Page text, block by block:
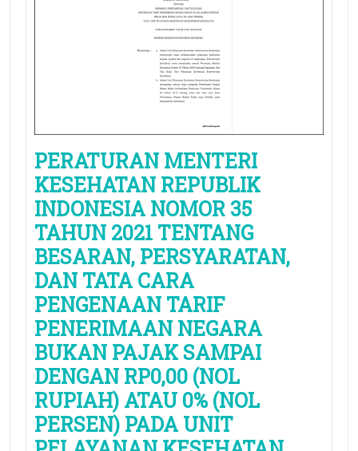
PERATURAN MENTERI
KESEHATAN REPUBLIK
INDONESIA NOMOR 35
TAHUN 2021 TENTANG
BESARAN, PERSYARATAN,
DAN TATA CARA
PENGENAAN TARIF
PENERIMAAN NEGARA
BUKAN PAJAK SAMPAI
DENGAN RP0,00 (NOL
RUPIAH) ATAU 0% (NOL
PERSEN) PADA UNIT